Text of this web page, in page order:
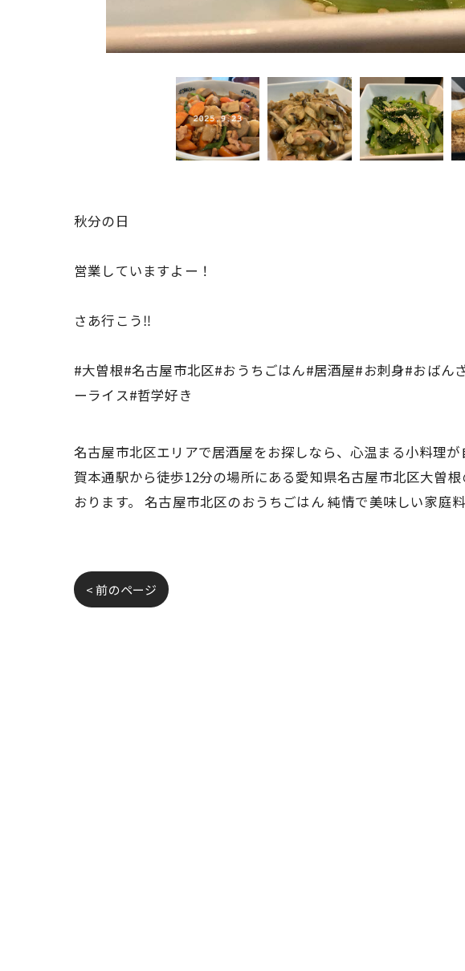
秋分の日
営業していますよー！
さあ行こう‼️
#大曽根#名古屋市北区#おうちごはん#居酒屋#お刺身#おば
ーライス#哲学好き
名古屋市北区エリアで居酒屋をお探しなら、心温まる小料理
賀本通駅から徒歩12分の場所にある愛知県名古屋市北区大曽
おります。 名古屋市北区のおうちごはん 純情で美味しい家庭
< 前のページ